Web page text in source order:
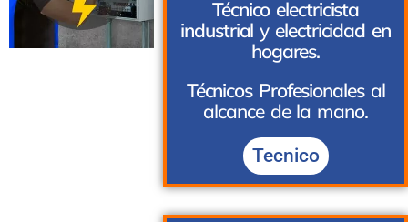
Técnico electricista
industrial y electricidad en
hogares.
Técnicos Profesionalesal
alcance de la mano.
Tecnico